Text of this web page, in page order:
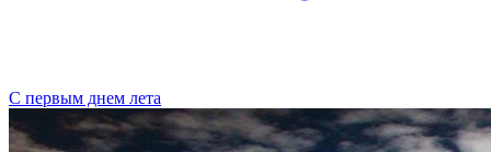
С первым днем лета